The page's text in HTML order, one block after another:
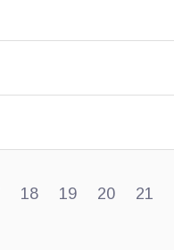
18 19 20 21